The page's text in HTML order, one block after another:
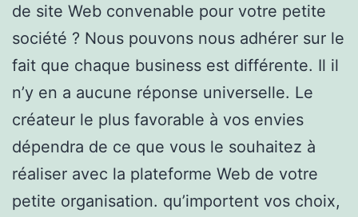
de site Web convenable pour votre petite
société ? Nous pouvons nous adhérer sur le
fait que chaque business est différente. Il il
n’y en a aucune réponse universelle. Le
créateur le plus favorable à vos envies
dépendra de ce que vous le souhaitez à
réaliser avec la plateforme Web de votre
petite organisation. qu’importent vos choix,